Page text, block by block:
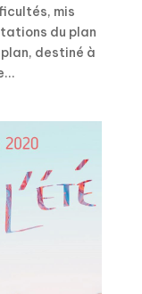
mis
du plan
plan, destiné à